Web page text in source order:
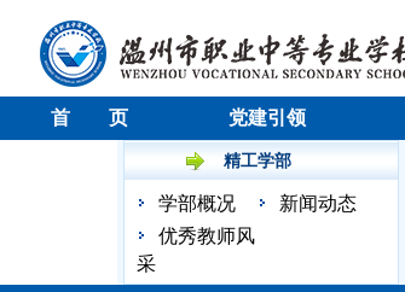
首 页 党建引领
精工学部
学部概况
新闻动态
优秀教师风
采